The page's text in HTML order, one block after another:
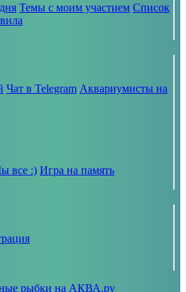
Темы с моим участием Список
Чат в Telegram Аквариумисты на
все :) Игра на память